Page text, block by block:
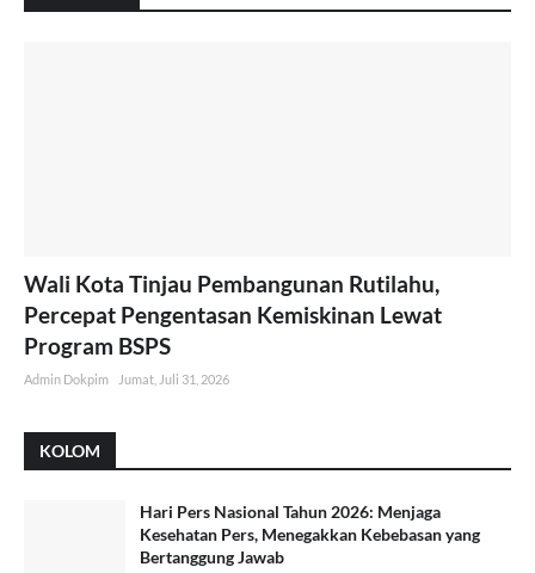
Wali Kota Tinjau Pembangunan Rutilahu,
Percepat Pengentasan Kemiskinan Lewat
Program BSPS
Admin Dokpim Jumat, Juli 31, 2026
KOLOM
Hari Pers Nasional Tahun 2026: Menjaga
Kesehatan Pers, Menegakkan Kebebasan yang
Bertanggung Jawab